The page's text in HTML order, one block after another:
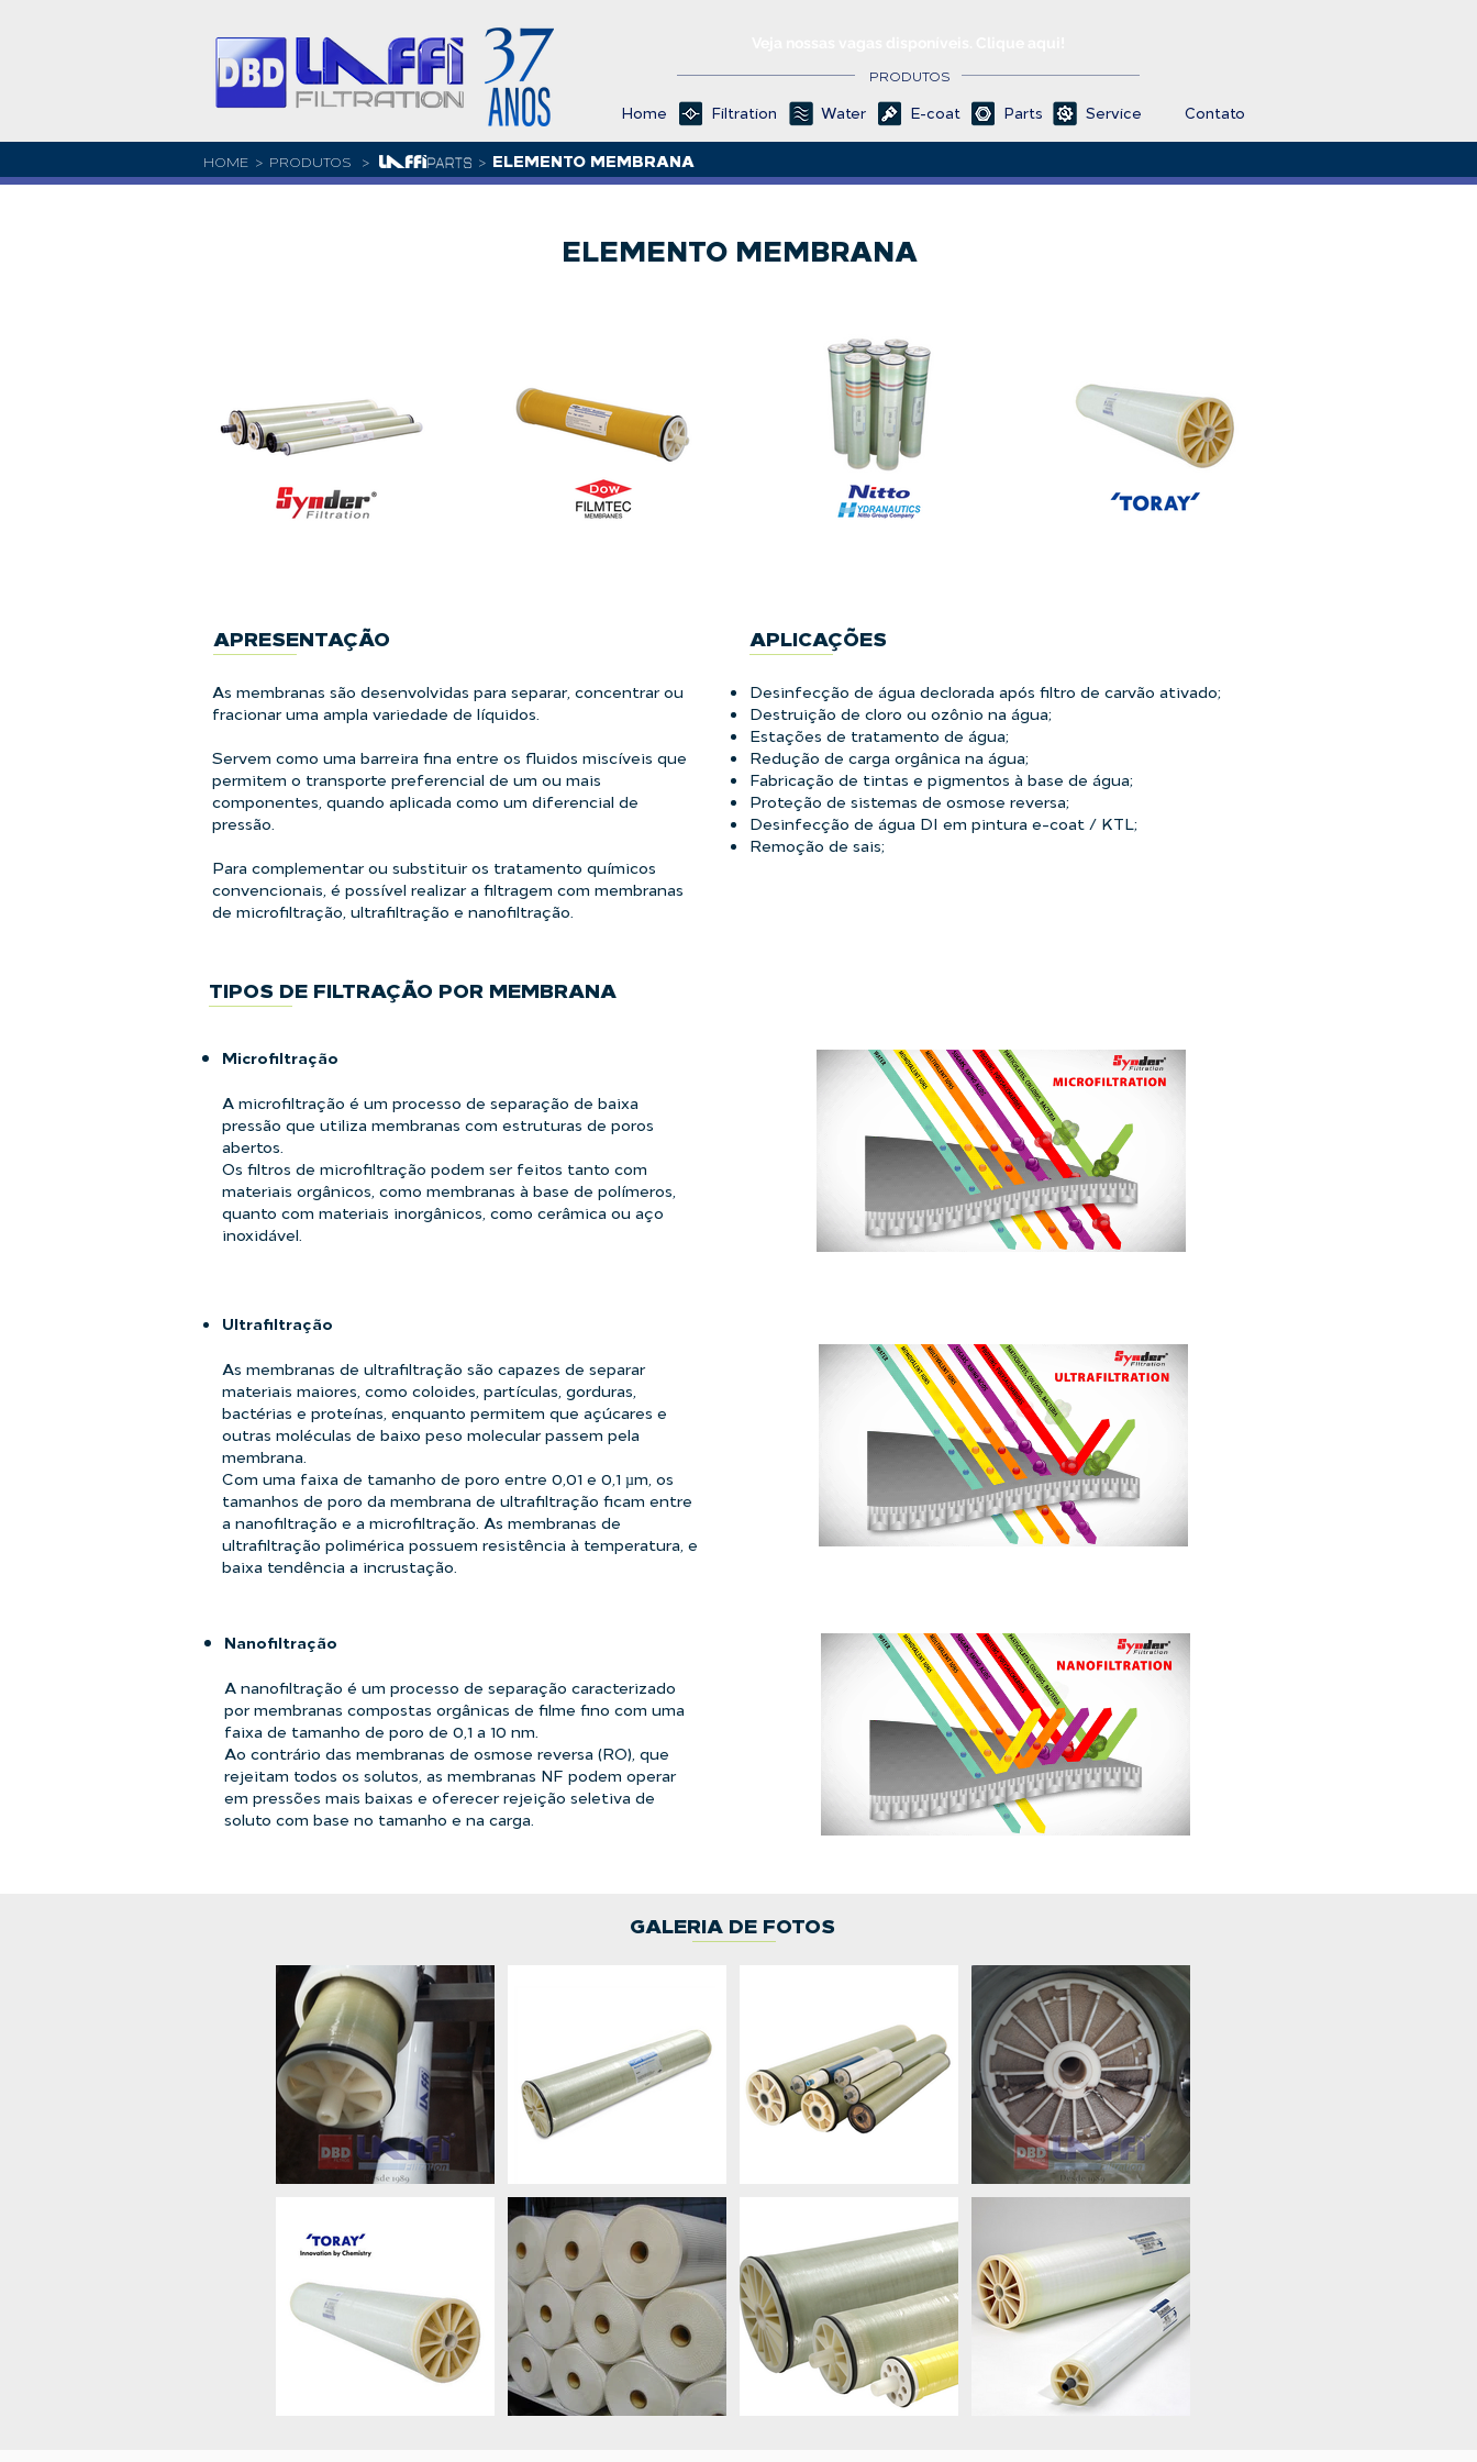
PRODUTOS
Home Filtration Water E-coat Parts Service Contato
HOME > PRODUTOS > > ELEMENTO MEMBRANA
ELEMENTO MEMBRANA
APRESENTAÇÃO
As membranas são desenvolvidas para separar, concentrar ou
fracionar uma ampla variedade de líquidos.
Servem como uma barreira fina entre os fluidos miscíveis que
permitem o transporte preferencial de um ou mais
componentes, quando aplicada como um diferencial de
pressão.
Para complementar ou substituir os tratamento químicos
convencionais, é possível realizar a filtragem com membranas
de microfiltração, ultrafiltração e nanofiltração.
APLICAÇÕES
Desinfecção de água declorada após filtro de carvão ativado;
Destruição de cloro ou ozônio na água;
Estações de tratamento de água;
Redução de carga orgânica na água;
Fabricação de tintas e pigmentos à base de água;
Proteção de sistemas de osmose reversa;
Desinfecção de água DI em pintura e-coat / KTL;
Remoção de sais;
TIPOS DE FILTRAÇÃO POR MEMBRANA
Microfiltração
A microfiltração é um processo de separação de baixa
pressão que utiliza membranas com estruturas de poros
abertos.
Os filtros de microfiltração podem ser feitos tanto com
materiais orgânicos, como membranas à base de polímeros,
quanto com materiais inorgânicos, como cerâmica ou aço
inoxidável.
Ultrafiltração
As membranas de ultrafiltração são capazes de separar
materiais maiores, como coloides, partículas, gorduras,
bactérias e proteínas, enquanto permitem que açúcares e
outras moléculas de baixo peso molecular passem pela
membrana.
Com uma faixa de tamanho de poro entre 0,01 e 0,1 µm, os
tamanhos de poro da membrana de ultrafiltração ficam entre
a nanofiltração e a microfiltração. As membranas de
ultrafiltração polimérica possuem resistência à temperatura, e
baixa tendência a incrustação.
Nanofiltração
A nanofiltração é um processo de separação caracterizado
por membranas compostas orgânicas de filme fino com uma
faixa de tamanho de poro de 0,1 a 10 nm.
Ao contrário das membranas de osmose reversa (RO), que
rejeitam todos os solutos, as membranas NF podem operar
em pressões mais baixas e oferecer rejeição seletiva de
soluto com base no tamanho e na carga.
GALERIA DE FOTOS